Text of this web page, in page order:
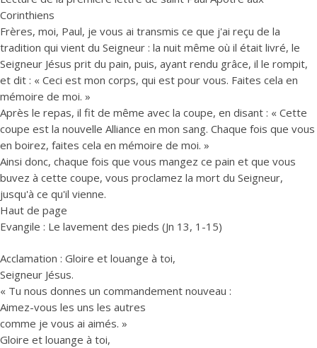
Corinthiens
Frères, moi, Paul, je vous ai transmis ce que j'ai reçu de la
tradition qui vient du Seigneur : la nuit même où il était livré, le
Seigneur Jésus prit du pain, puis, ayant rendu grâce, il le rompit,
et dit : « Ceci est mon corps, qui est pour vous. Faites cela en
mémoire de moi. »
Après le repas, il fit de même avec la coupe, en disant : « Cette
coupe est la nouvelle Alliance en mon sang. Chaque fois que vous
en boirez, faites cela en mémoire de moi. »
Ainsi donc, chaque fois que vous mangez ce pain et que vous
buvez à cette coupe, vous proclamez la mort du Seigneur,
jusqu'à ce qu'il vienne.
Haut de page
Evangile : Le lavement des pieds (Jn 13, 1-15)
Acclamation : Gloire et louange à toi,
Seigneur Jésus.
« Tu nous donnes un commandement nouveau :
Aimez-vous les uns les autres
comme je vous ai aimés. »
Gloire et louange à toi,